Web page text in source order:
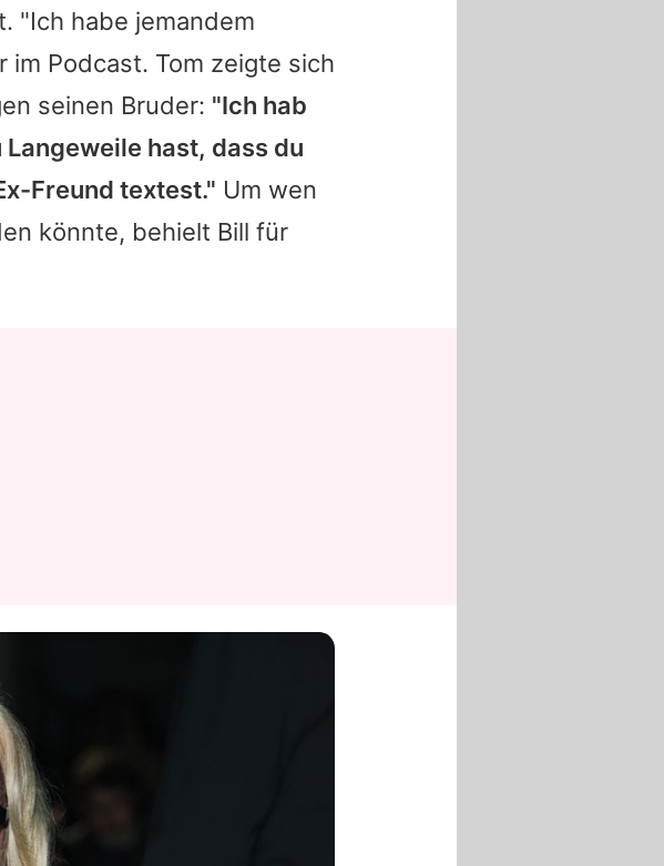
"Ich habe jemandem
Podcast. Tom zeigte sich
seinen Bruder: "Ich hab
hast, dass du
Freund textest." Um wen
könnte, behielt Bill für